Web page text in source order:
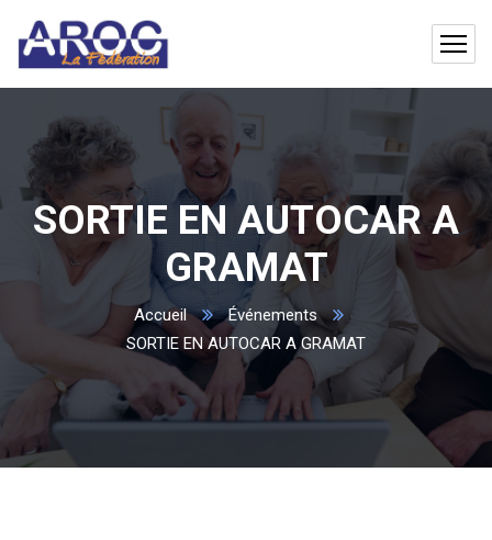
SORTIE EN AUTOCAR A
GRAMAT
Accueil
Événements
SORTIE EN AUTOCAR A GRAMAT